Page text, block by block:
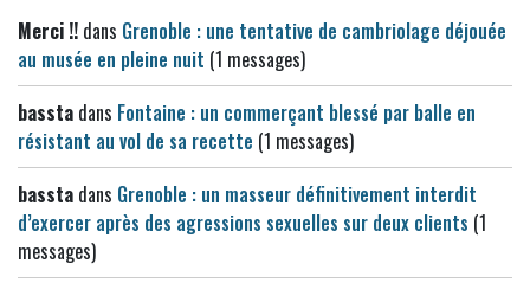
Merci !! dans Grenoble : une tentative de cambriolage déjouée
au musée en pleine nuit (1 messages)
bassta dans Fontaine : un commerçant blessé par balle en
résistant au vol de sa recette (1 messages)
bassta dans Grenoble : un masseur définitivement interdit
d’exercer après des agressions sexuelles sur deux clients (1
messages)